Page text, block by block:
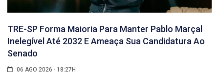
TRE-SP Forma Maioria Para Manter Pablo Marçal
Inelegível Até 2032 E Ameaça Sua Candidatura Ao
Senado
06 AGO 2026 - 18:27H